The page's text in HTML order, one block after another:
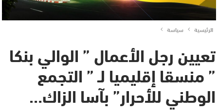
الرئيسية سياسة
تعيين رجل الأعمال ” الوالي بنكا
” منسقا إقليميا لـ ” التجمع
الوطني للأحرار” بآسا الزاك…